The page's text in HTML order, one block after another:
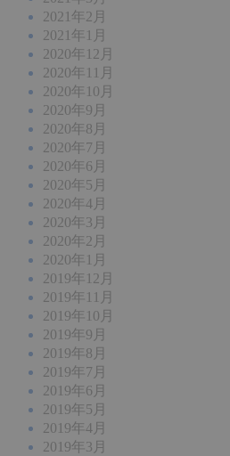
2021年2月
2021年1月
2020年12月
2020年11月
2020年10月
2020年9月
2020年8月
2020年7月
2020年6月
2020年5月
2020年4月
2020年3月
2020年2月
2020年1月
2019年12月
2019年11月
2019年10月
2019年9月
2019年8月
2019年7月
2019年6月
2019年5月
2019年4月
2019年3月